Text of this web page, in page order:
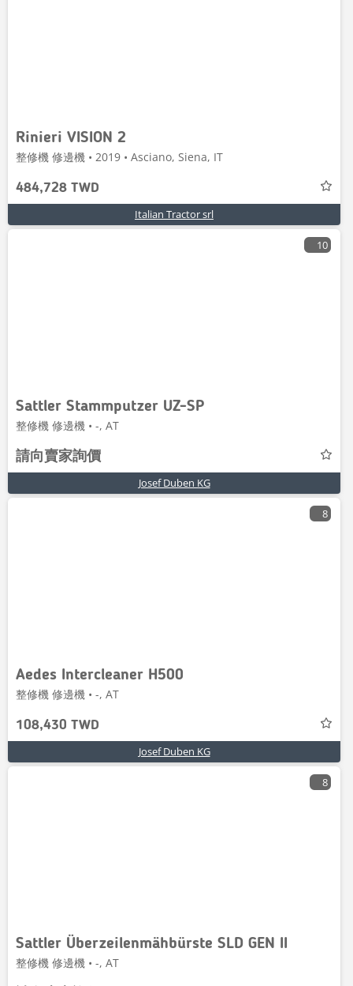
Rinieri VISION 2
整修機 修邊機 • 2019 • Asciano, Siena, IT
484,728 TWD
Italian Tractor srl
10
Sattler Stammputzer UZ-SP
整修機 修邊機 • -, AT
請向賣家詢價
Josef Duben KG
8
Aedes Intercleaner H500
整修機 修邊機 • -, AT
108,430 TWD
Josef Duben KG
8
Sattler Überzeilenmähbürste SLD GEN II
整修機 修邊機 • -, AT